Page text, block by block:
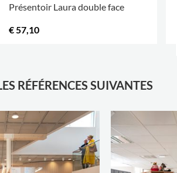
Présentoir Laura double face
€ 57,10
RÉFÉRENCES SUIVANTES